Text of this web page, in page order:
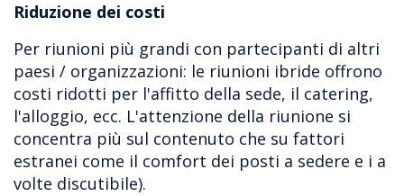
Riduzione dei costi
Per riunioni più grandi con partecipanti di altri
paesi / organizzazioni: le riunioni ibride offrono
costi ridotti per l'affitto della sede, il catering,
l'alloggio, ecc. L'attenzione della riunione si
concentra più sul contenuto che su fattori
estranei come il comfort dei posti a sedere e i a
volte discutibile).